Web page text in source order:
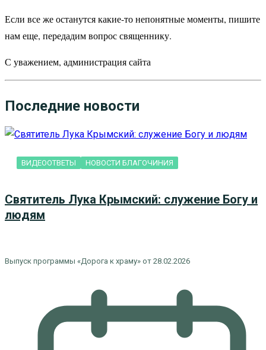
Если все же останутся какие-то непонятные моменты, пишите
нам еще, передадим вопрос священнику.
С уважением, администрация сайта
Последние новости
ВИДЕООТВЕТЫ НОВОСТИ БЛАГОЧИНИЯ
Святитель Лука Крымский: служение Богу и
людям
Выпуск программы «Дорога к храму» от 28.02.2026